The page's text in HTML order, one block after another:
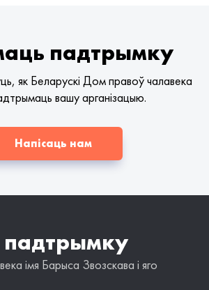
падтрымку
як Беларускі Дом правоў чалавека
вашу арганізацыю.
Напісаць нам
падтрымку
імя Барыса Звозскава і яго